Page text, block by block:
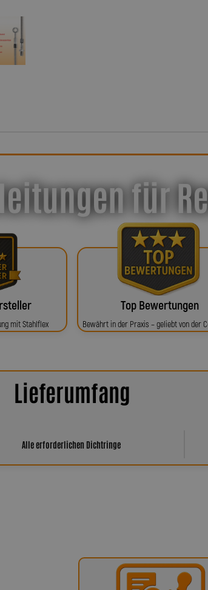
für
mit Stahlflex
Top Bewertungen
Bewährt in der Praxis – geliebt von der
Lieferumfang
Alle erforderlichen Dichtringe